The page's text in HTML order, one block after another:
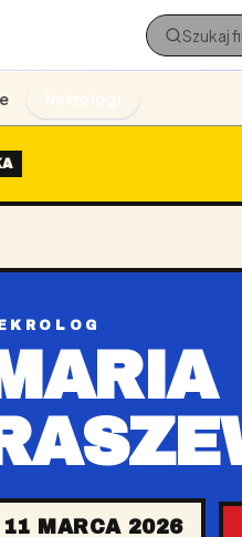
11 MARCA 2026